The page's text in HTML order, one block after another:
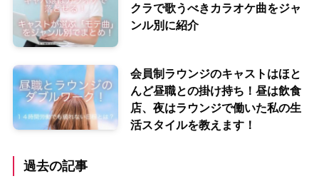
クラで歌うべきカラオケ曲をジャ
ンル別に紹介
会員制ラウンジのキャストはほと
んど昼職との掛け持ち！昼は飲食
店、夜はラウンジで働いた私の生
活スタイルを教えます！
過去の記事